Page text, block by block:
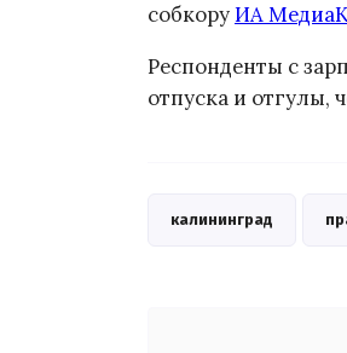
собкоруИА
Респонденты с
отпуска и отгулы,
калининград